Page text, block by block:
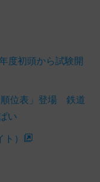
度初頭から試験開
順位表」登場 鉄道
い
）